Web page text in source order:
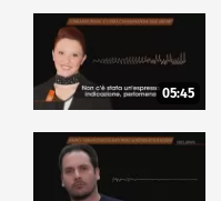
05:45